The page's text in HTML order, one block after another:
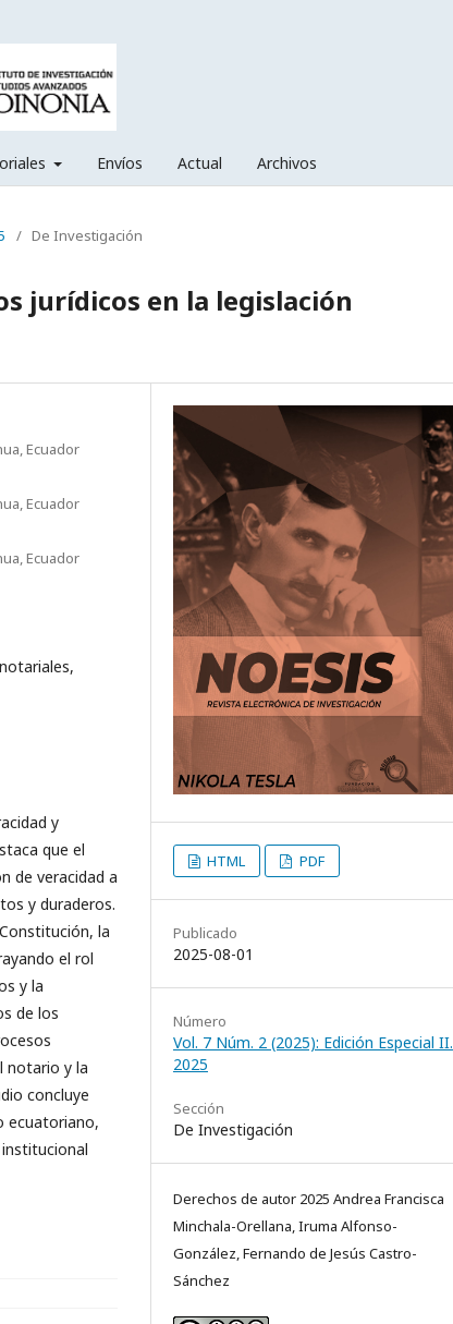
Envíos Actual Archivos
/ De Investigación
jurídicos en la legislación
Ecuador
Ecuador
Ecuador
y
que el
de veracidad a
y duraderos.
la
el rol
y la
de los
notario y la
concluye
ecuatoriano,
HTML PDF
Publicado
2025-08-01
Número
Vol. 7 Núm. 2 (2025): Edición Especial II.
2025
Sección
De Investigación
Derechos de autor 2025 Andrea Francisca
Minchala-Orellana, Iruma Alfonso-
González, Fernando de Jesús Castro-
Sánchez